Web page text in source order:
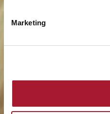
Marketing